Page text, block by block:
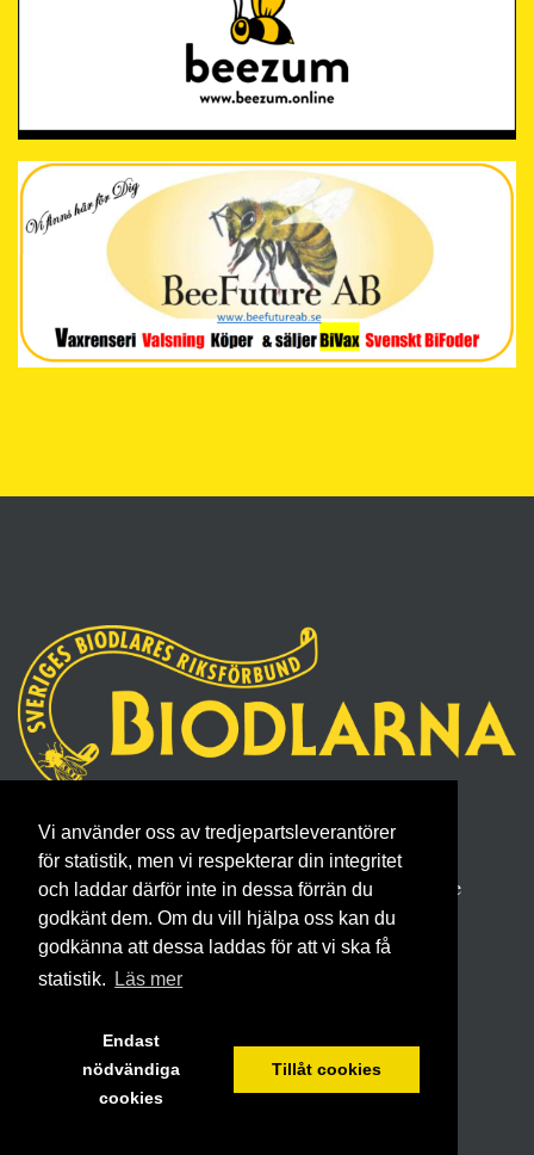
Vi använder oss av tredjepartsleverantörer
för statistik, men vi respekterar din integritet
och laddar därför inte in dessa förrän du
godkänt dem. Om du vill hjälpa oss kan du
godkänna att dessa laddas för att vi ska få
statistik.
Läs mer
Endast
nödvändiga
cookies
Tillåt cookies
Sveriges Biodlares Riksförbund
Borgmästaregatan 26, 596 34 Skänninge
Telefon 0142- 48 20 00, E-post: info@biodlarna.se
Köpvillkor för medlemskap